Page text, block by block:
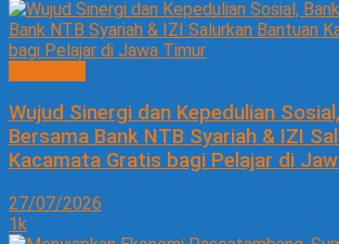
Wujud Sinergi dan Kepedulian
Bersama Bank NTB Syariah & IZI
Kacamata Gratis bagi Pelajar di
27/07/2026
1k